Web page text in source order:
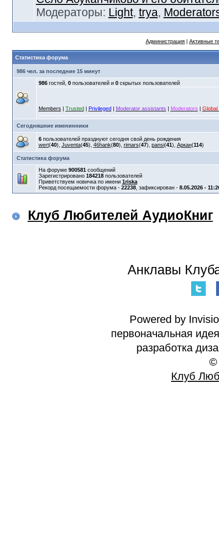
Модераторы: Light, trya,
Администрация | Активные
Статистика форума
986 чел. за последние 15 минут
986гостей, 0пользователей и 0скрытых пользователей
Members | Trusted| Privileged| Moderator assistants | Moderators | Global
Сегодняшние именинники
6пользователей празднуют сегодня свой день рождения
wert(40), Juventa(45), 46hank(80), rimars(47), pansi(41), Аркан(114)
Статистика форума
На форуме 900581сообщений
Зарегистрировано 184218пользователей
Приветствуем новичка по имени 1riska
Рекорд посещаемости форума - 22238, зафиксирован - 8.05.2026 -
Клуб Любителей АудиоКниг
Анклавы
Powered by
первоначальная
разработка
©
Клуб